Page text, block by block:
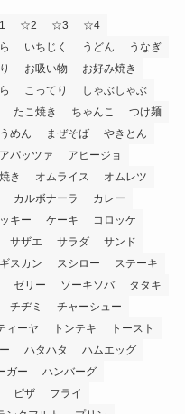
☆2 ☆3
☆4
いちじく うどん
うなぎ
お吸い物
お好み焼き
こってり
しゃぶしゃぶ
たこ焼き ちゃんこ
つけ麺
めん まぜそば
やきとん
パッツァ
アヒージョ
き オムライス
オムレツ
カルボナーラ
カレー
キー ケーキ
コロッケ
サザエ サラダ
サンド
スカン スシロー
ステーキ
ゼリー ソーキソバ
タタキ
チヂミ
チャーシュー
ィーヤ トンテキ
トースト
ハタハタ
ハムエッグ
ガー
ハンバーグ
ピザ
フライ